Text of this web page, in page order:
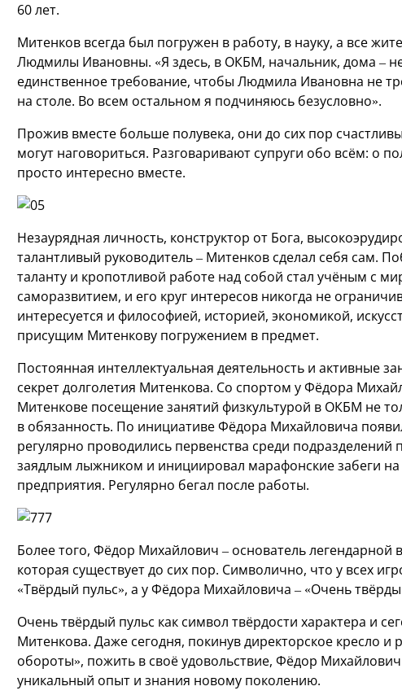
60 лет.
Митенков всегда был погружен в работу, в науку, а все
Людмилы Ивановны. «Я здесь, в ОКБМ, начальник, дома –
единственное требование, чтобы Людмила Ивановна не
на столе. Во всем остальном я подчиняюсь безусловно».
Прожив вместе больше полувека, они до сих пор
могут наговориться. Разговаривают супруги обо всём: о
просто интересно вместе.
Незаурядная личность, конструктор от Бога,
талантливый руководитель – Митенков сделал себя сам.
таланту и кропотливой работе над собой стал учёным с
саморазвитием, и его круг интересов никогда не
интересуется и философией, историей, экономикой,
присущим Митенкову погружением в предмет.
Постоянная интеллектуальная деятельность и активные
секрет долголетия Митенкова. Со спортом у Фёдора
Митенкове посещение занятий физкультурой в ОКБМ не
в обязанность. По инициативе Фёдора Михайловича
регулярно проводились первенства среди
заядлым лыжником и инициировал марафонские забеги на
предприятия. Регулярно бегал после работы.
Более того, Фёдор Михайлович – основатель
которая существует до сих пор. Символично, что у всех
«Твёрдый пульс», а у Фёдора Михайловича – «Очень
Очень твёрдый пульс как символ твёрдости характера и
Митенкова. Даже сегодня, покинув директорское кресло и
обороты», пожить в своё удовольствие, Фёдор
уникальный опыт и знания новому поколению.